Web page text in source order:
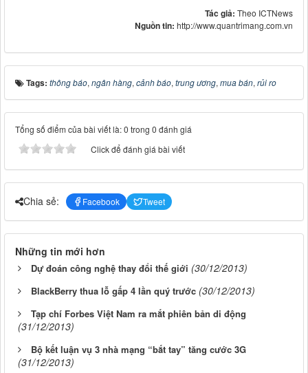
Tác giả: Theo ICTNews
Nguồn tin: http://www.quantrimang.com.vn
Tags: thông báo, ngân hàng, cảnh báo, trung ương, mua bán, rủi ro
Tổng số điểm của bài viết là: 0 trong 0 đánh giá
Click để đánh giá bài viết
Chia sẻ: Facebook Tweet
Những tin mới hơn
Dự đoán công nghệ thay đổi thế giới (30/12/2013)
BlackBerry thua lỗ gấp 4 lần quý trước (30/12/2013)
Tạp chí Forbes Việt Nam ra mắt phiên bản di động
(31/12/2013)
Bộ kết luận vụ 3 nhà mạng “bắt tay” tăng cước 3G
(31/12/2013)